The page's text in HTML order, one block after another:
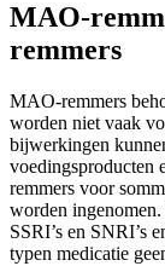
MAO-
remmers
MAO-remmers
worden niet vaak
bijwerkingen
voedingsproducten
remmers voor
worden ingenomen.
SSRI’s en SNRI’s
typen medicatie